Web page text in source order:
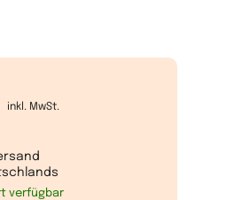
inkl. MwSt.
verfügbar